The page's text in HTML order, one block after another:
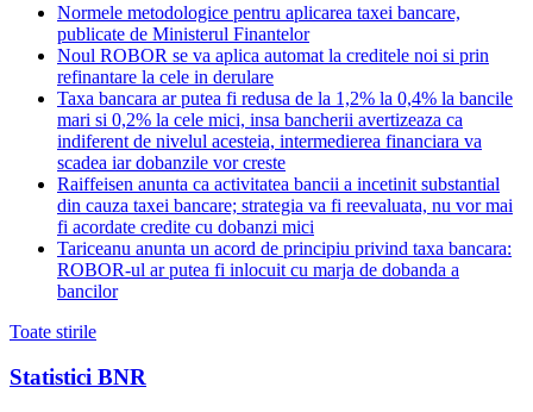
Normele metodologice pentru aplicarea taxei bancare,
publicate de Ministerul Finantelor
Noul ROBOR se va aplica automat la creditele noi si prin
refinantare la cele in derulare
Taxa bancara ar putea fi redusa de la 1,2% la 0,4% la bancile
mari si 0,2% la cele mici, insa bancherii avertizeaza ca
indiferent de nivelul acesteia, intermedierea financiara va
scadea iar dobanzile vor creste
Raiffeisen anunta ca activitatea bancii a incetinit substantial
din cauza taxei bancare; strategia va fi reevaluata, nu vor mai
fi acordate credite cu dobanzi mici
Tariceanu anunta un acord de principiu privind taxa bancara:
ROBOR-ul ar putea fi inlocuit cu marja de dobanda a
bancilor
Toate stirile
Statistici BNR